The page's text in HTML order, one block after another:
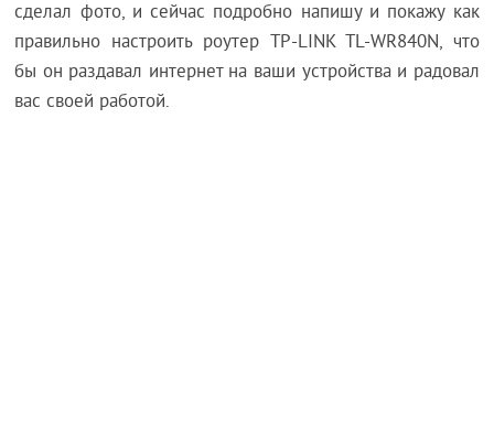
сделал фото, и сейчас подробно напишу и покажу как
правильно настроить роутер TP-LINK TL-WR840N, что
бы он раздавал интернет на ваши устройства и радовал
вас своей работой.